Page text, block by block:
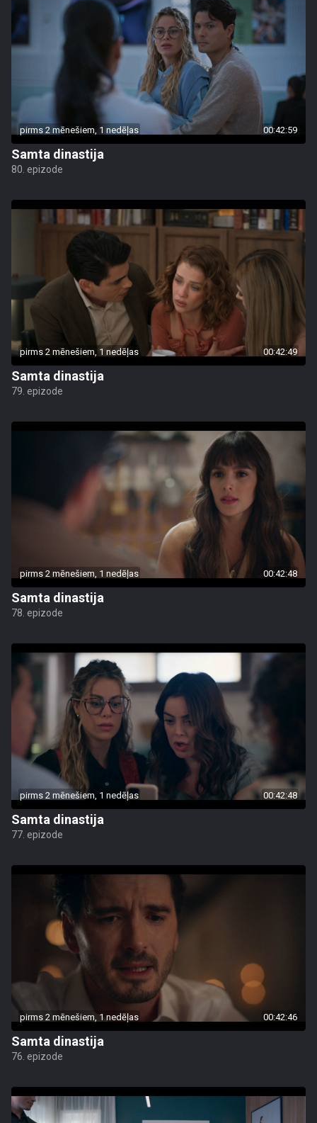
pirms 2 mēnešiem, 1 nedēļas 00:42:59
Samta dinastija
80. epizode
pirms 2 mēnešiem, 1 nedēļas 00:42:49
Samta dinastija
79. epizode
pirms 2 mēnešiem, 1 nedēļas 00:42:48
Samta dinastija
78. epizode
pirms 2 mēnešiem, 1 nedēļas 00:42:48
Samta dinastija
77. epizode
pirms 2 mēnešiem, 1 nedēļas 00:42:46
Samta dinastija
76. epizode